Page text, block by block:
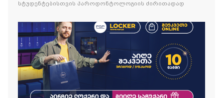
სტუდენტებისთვის პაროდონტოლოგიის ძირითადად